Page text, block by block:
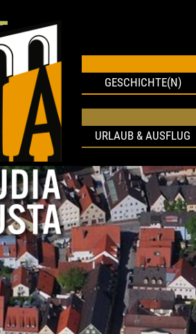
GESCHICHTE(N)
URLAUB & AUSFLUG